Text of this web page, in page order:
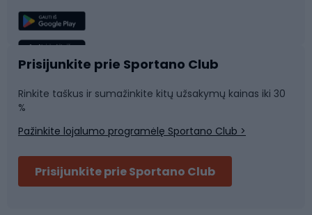
Žvejyba
Sportinė medicina
Plaukimas
Komandinis sportas
Prisijunkite prie Sportano Club
Rinkite taškus ir sumažinkite kitų užsakymų kainas iki 30
%
Pažinkite lojalumo programėlę Sportano Club >
Prisijunkite prie Sportano Club